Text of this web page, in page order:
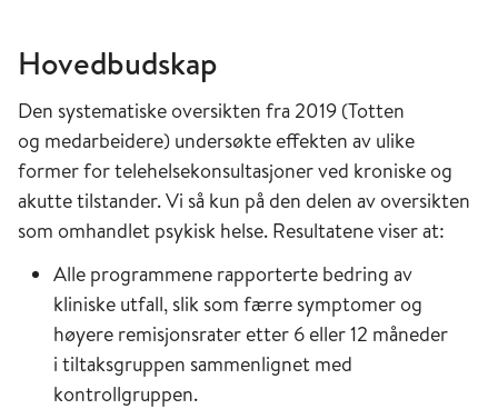
Hovedbudskap​
Den systematiske oversikten fra 2019 (Totten
og medarbeidere) undersøkte effekten av ulike
former for telehelsekonsultasjoner ved kroniske og
akutte tilstander. Vi så kun på den delen av oversikten
som omhandlet psykisk helse. Resultatene viser at: ​
Alle programmene rapporterte bedring av
kliniske utfall, slik som færre symptomer og
høyere remisjonsrater etter 6 eller 12 måneder
i tiltaksgruppen sammenlignet med
kontrollgruppen. ​